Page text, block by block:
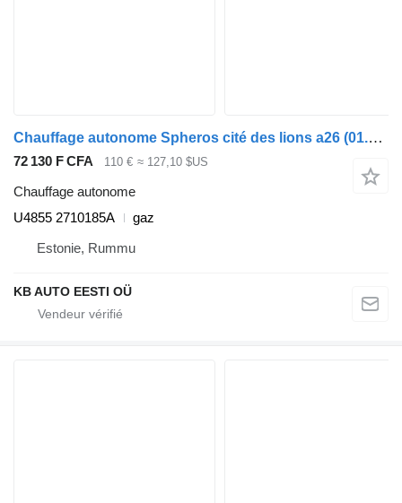
Chauffage autonome Spheros cité des lions a26 (01.98-12.13) U4855 2710185A pour MAN Lion's bus (1991-)
72 130 F CFA 110 € ≈ 127,10 $US
Chauffage autonome
U4855 2710185A
gaz
Estonie, Rummu
KB AUTO EESTI OÜ